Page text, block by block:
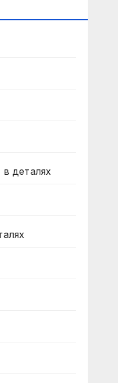
деталях